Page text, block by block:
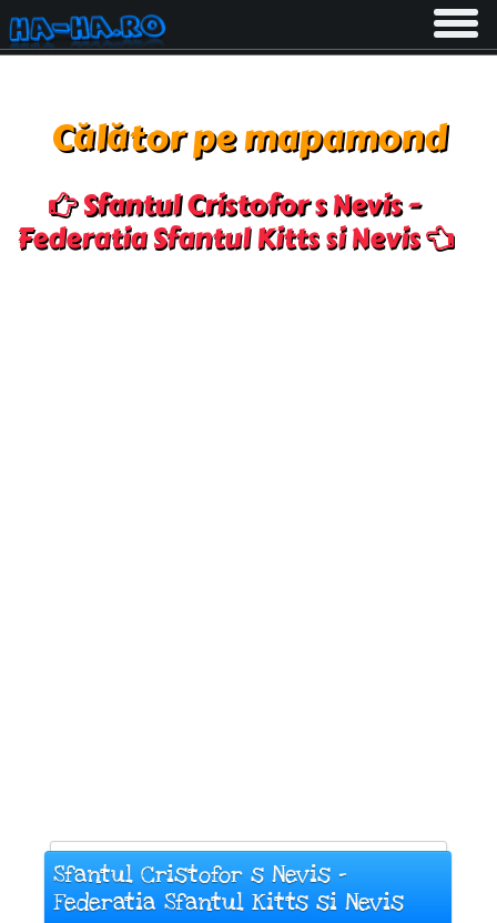
Toggle
Călător pe mapamond
Sfantul Cristofor s Nevis -
Federatia Sfantul Kitts si Nevis
Sfantul Cristofor s Nevis -
Federatia Sfantul Kitts si Nevis